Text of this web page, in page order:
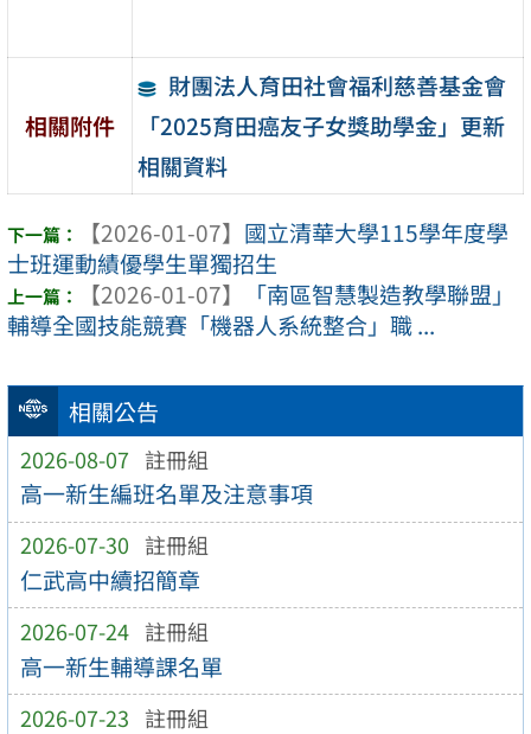
相關公告
2026-08-07 註冊組
高一新生編班名單及注意事項
2026-07-30 註冊組
仁武高中續招簡章
2026-07-24 註冊組
高一新生輔導課名單
2026-07-23 註冊組
相關附件
財團法人育田社會福利慈善基金會
「2025育田癌友子女獎助學金」更新
相關資料
【2026-01-07】 國立清華大學115學年度學
士班運動績優學生單獨招生
【2026-01-07】
「南區智慧製造教學聯盟」
輔導全國技能競賽「機器人系統整合」職 ...